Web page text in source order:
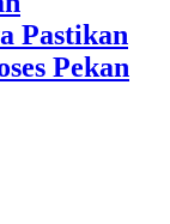
Pastikan
Pekan